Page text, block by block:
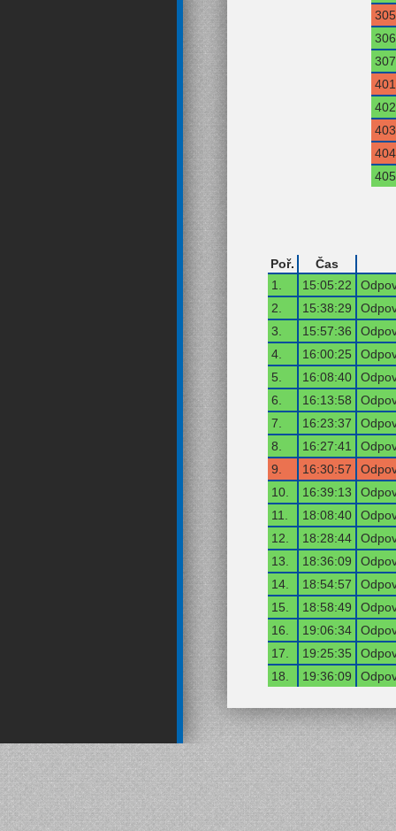
305
306
307
401
402
403
404
405
Poř.
Čas
1.
15:05:22
2.
15:38:29
3.
15:57:36
4.
16:00:25
5.
16:08:40
6.
16:13:58
7.
16:23:37
8.
16:27:41
9.
16:30:57
10.
16:39:13
11.
18:08:40
12.
18:28:44
13.
18:36:09
14.
18:54:57
15.
18:58:49
16.
19:06:34
17.
19:25:35
18.
19:36:09